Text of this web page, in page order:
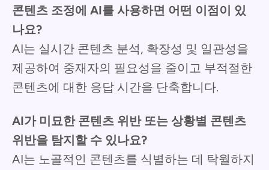
콘텐츠 조정에 AI를 사용하면 어떤 이점이 있
나요?
AI는 실시간 콘텐츠 분석, 확장성 및 일관성을
제공하여 중재자의 필요성을 줄이고 부적절한
콘텐츠에 대한 응답 시간을 단축합니다.
AI가 미묘한 콘텐츠 위반 또는 상황별 콘텐츠
위반을 탐지할 수 있나요?
AI는 노골적인 콘텐츠를 식별하는 데 탁월하지